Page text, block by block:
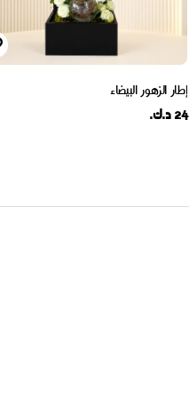
إطار الزهور البيضاء
24 د.ك.